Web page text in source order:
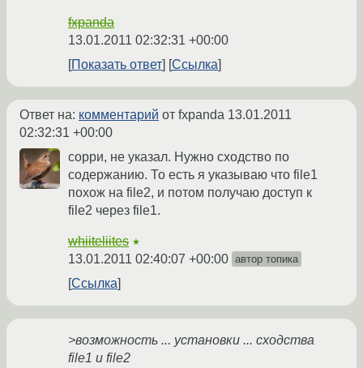
fxpanda
13.01.2011 02:32:31 +00:00
Показать ответ
Ссылка
Ответ на: комментарий от fxpanda 13.01.2011
02:32:31 +00:00
сорри, не указал. Нужно сходство по
содержанию. То есть я указываю что file1
похож на file2, и потом получаю доступ к
file2 через file1.
whiiteliites ★
13.01.2011 02:40:07 +00:00 автор топика
Ссылка
>возможность ... установки ... сходства
file1 и file2